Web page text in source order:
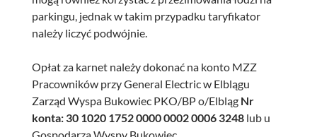
parkingu, jednak w takim przypadku taryfikator
należy liczyć podwójnie.
Opłat za karnet należy dokonać na konto MZZ
Pracowników przy General Electric w Elblągu
Zarząd Wyspa Bukowiec PKO/BP o/Elbląg Nr
konta: 30 1020 1752 0000 0002 0006 3248lub u